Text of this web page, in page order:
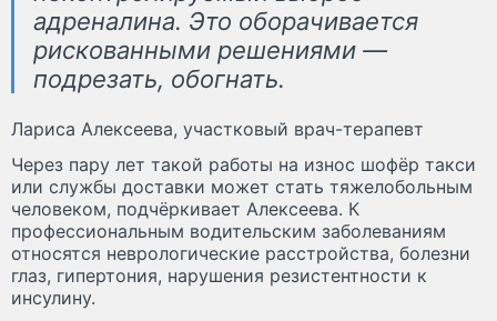
адреналина. Это оборачивается
рискованными решениями —
подрезать, обогнать.
Лариса Алексеева, участковый врач-терапевт
Через пару лет такой работы на износ шофёр такси
или службы доставки может стать тяжелобольным
человеком, подчёркивает Алексеева. К
профессиональным водительским заболеваниям
относятся неврологические расстройства, болезни
глаз, гипертония, нарушения резистентности к
инсулину.